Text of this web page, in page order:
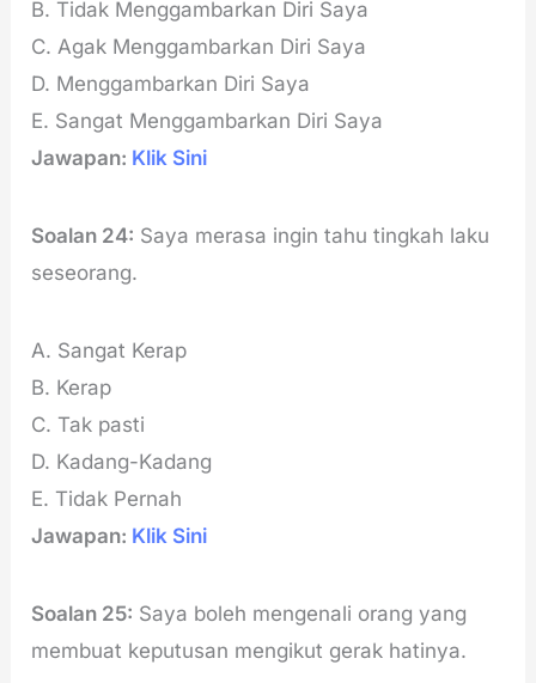
B. Tidak Menggambarkan Diri Saya
C. Agak Menggambarkan Diri Saya
D. Menggambarkan Diri Saya
E. Sangat Menggambarkan Diri Saya
Jawapan: Klik Sini
Soalan 24: Saya merasa ingin tahu tingkah laku
seseorang.
A. Sangat Kerap
B. Kerap
C. Tak pasti
D. Kadang-Kadang
E. Tidak Pernah
Jawapan: Klik Sini
Soalan 25: Saya boleh mengenali orang yang
membuat keputusan mengikut gerak hatinya.